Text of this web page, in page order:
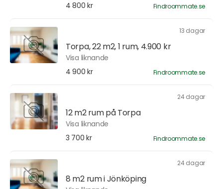
4 800 kr
Findroommate.se
13 dagar
Torpa, 22 m2, 1 rum, 4.900 kr
Visa liknande
4 900 kr
Findroommate.se
24 dagar
12 m2 rum på Torpa
Visa liknande
3 700 kr
Findroommate.se
24 dagar
8 m2 rum i Jönköping